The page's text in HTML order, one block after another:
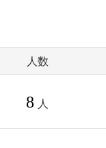
人数
8 人